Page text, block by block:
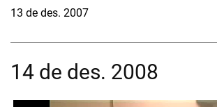
13 de des. 2007
14 de des. 2008